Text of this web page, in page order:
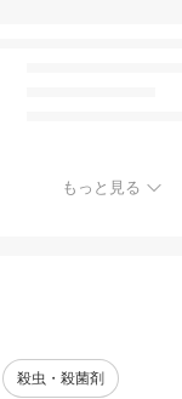
もっと見る
殺虫・殺菌剤